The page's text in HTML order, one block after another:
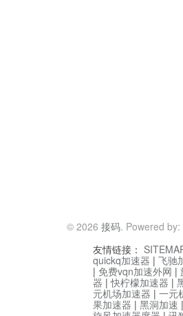
© 2026 接码. Powered by:
友情链接：
quickq加速器 | 飞驰
| 免费vqn加速外网 |
器 |快柠檬加速器 |
元机场加速器 | 一元
果加速器 | 黑洞加速 |